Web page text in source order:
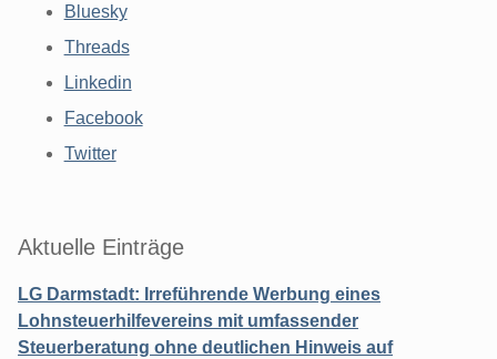
Bluesky
Threads
Linkedin
Facebook
Twitter
Aktuelle Einträge
LG Darmstadt: Irreführende Werbung eines
Lohnsteuerhilfevereins mit umfassender
Steuerberatung ohne deutlichen Hinweis auf